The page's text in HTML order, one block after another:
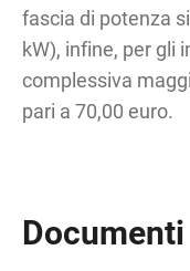
fascia di potenza
kW), infine, per gli
complessiva
pari a 70,00 euro.
Documenti